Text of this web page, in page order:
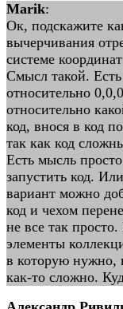
Marik:
Ок, подскажите
вычерчивания
системе
Смысл такой.
относительно
относительно
код, внося в код
так как код
Есть мысль
запустить код.
вариант можно
код и чехом
не все так
элементы
в которую нужно,
как-то сложно.